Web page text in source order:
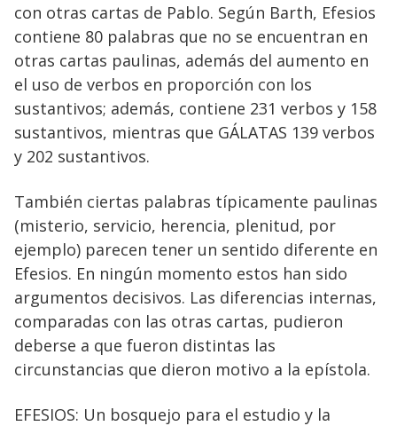
con otras cartas de Pablo. Según Barth, Efesios
contiene 80 palabras que no se encuentran en
otras cartas paulinas, además del aumento en
el uso de verbos en proporción con los
sustantivos; además, contiene 231 verbos y 158
sustantivos, mientras que GÁLATAS 139 verbos
y 202 sustantivos.
También ciertas palabras típicamente paulinas
(misterio, servicio, herencia, plenitud, por
ejemplo) parecen tener un sentido diferente en
Efesios. En ningún momento estos han sido
argumentos decisivos. Las diferencias internas,
comparadas con las otras cartas, pudieron
deberse a que fueron distintas las
circunstancias que dieron motivo a la epístola.
EFESIOS: Un bosquejo para el estudio y la